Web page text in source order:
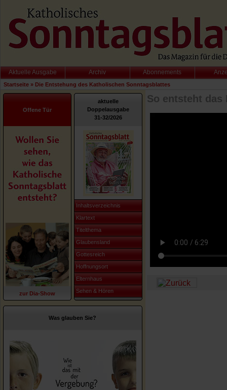
Aktuelle Ausgabe Archiv Abonnements
Startseite » Die Entstehung des Katholischen Sonntagsblattes
Offene Tür
zur Dia-Show
aktuelle
Doppelausgabe
31-32/2026
Inhaltsverzeichnis
Klartext
Titelthema
Glaubensland
Gottesreich
Hoffnungsort
Elternhaus
Sehen & Hören
Was glauben Sie?
So entsteht